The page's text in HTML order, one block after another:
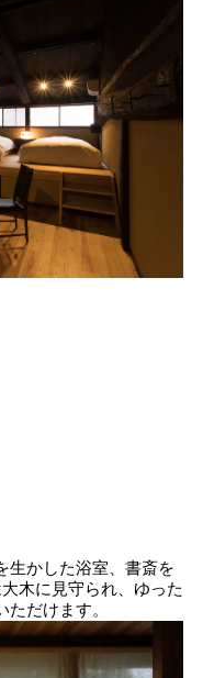
生かした浴室、書斎を
木に見守られ、ゆった
だけます。